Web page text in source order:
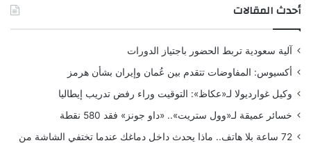
أحدث المقالات
آلية سعودية تربط الحضور باجتياز الدورات
أكسيوس: المفاوضات تتقدم بين عُمان وإيران بشأن هرمز
وكيل غوارديولا لـ«عكاظ»: التوقيت وراء رفض تدريب إيطاليا
خسائر عميقة لـ«وول ستريت».. «داو جونز» فقد 580 نقطة
72 ساعة بلا هاتف.. ماذا يحدث داخل دماغك عندما تختفي الشاشة من